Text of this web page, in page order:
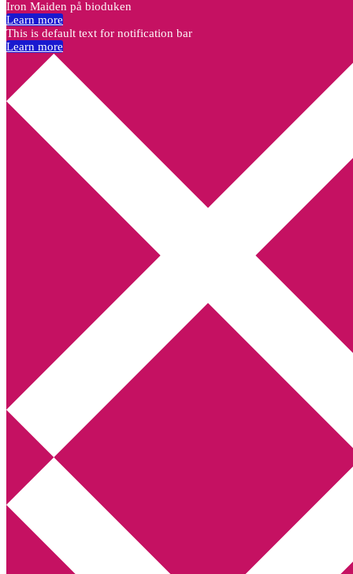
Annikas litteratur- och kulturblogg
Deckare, kriminalromaner, thrillers
Hem
Boktolva
Författarfemman
Iron Maiden på bioduken
Learn more
This is default text for notification bar
Learn more